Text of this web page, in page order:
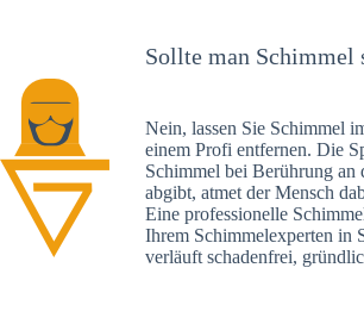
Sollte man Schimmel
Nein, lassen Sie Schimmel
einem Profi entfernen. Die
Schimmel bei Berührung an
abgibt, atmet der Mensch
Eine professionelle
Ihrem Schimmelexperten in
verläuft schadenfrei,